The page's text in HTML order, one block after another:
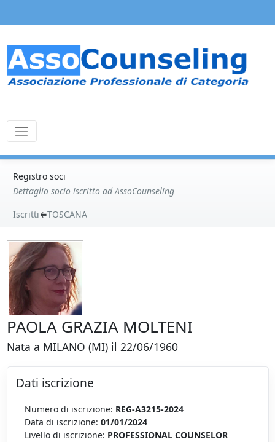
Registro soci
Dettaglio socio iscritto ad AssoCounseling
Iscritti⇐TOSCANA
PAOLA GRAZIA MOLTENI
Nata a MILANO (MI) il 22/06/1960
Dati iscrizione
Numero di iscrizione: REG-A3215-2024
Data di iscrizione: 01/01/2024
Livello di iscrizione: PROFESSIONAL COUNSELOR